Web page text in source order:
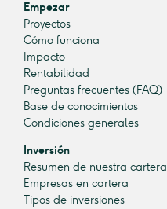
Empezar
Proyectos
Cómo funciona
Impacto
Rentabilidad
Preguntas frecuentes (FAQ)
Base de conocimientos
Condiciones generales
Inversión
Resumen de nuestra cartera
Empresas en cartera
Tipos de inversiones